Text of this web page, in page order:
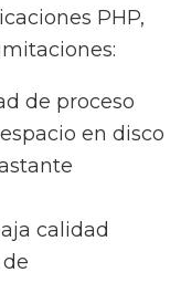
PHP,
de proceso
en disco
calidad